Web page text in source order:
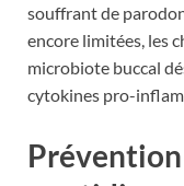
souffrant de
encore limitées, les
microbiote buccal
cytokines pro-
Prévention